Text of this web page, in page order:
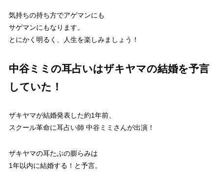
気持ちの持ち方でアゲマンにも
サゲマンにもなります。
とにかく明るく、人生を楽しみましょう！
中谷ミミの耳占いはザキヤマの結婚を予言
していた！
ザキヤマが結婚発表した約1年前、
スクール革命に耳占い師 中谷ミミさんが出演！
ザキヤマの耳たぶの膨らみは
1年以内に結婚する！と予言。